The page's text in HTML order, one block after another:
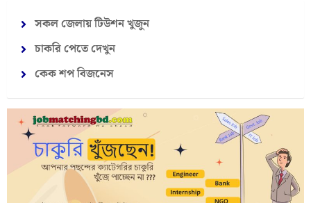
সকল জেলায় টিউশন খুজুন
চাকরি পেতে দেখুন
কেক শপ বিজনেস